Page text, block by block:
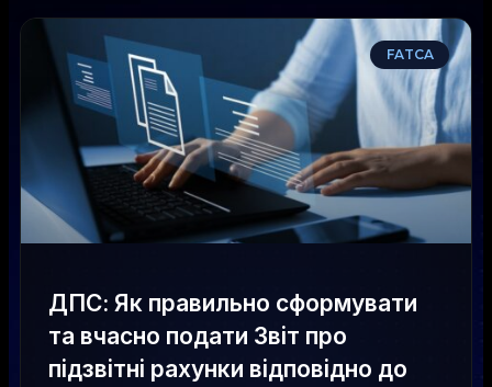
FATCA
ДПС: Як правильно сформувати
та вчасно подати Звіт про
підзвітні рахунки відповідно до